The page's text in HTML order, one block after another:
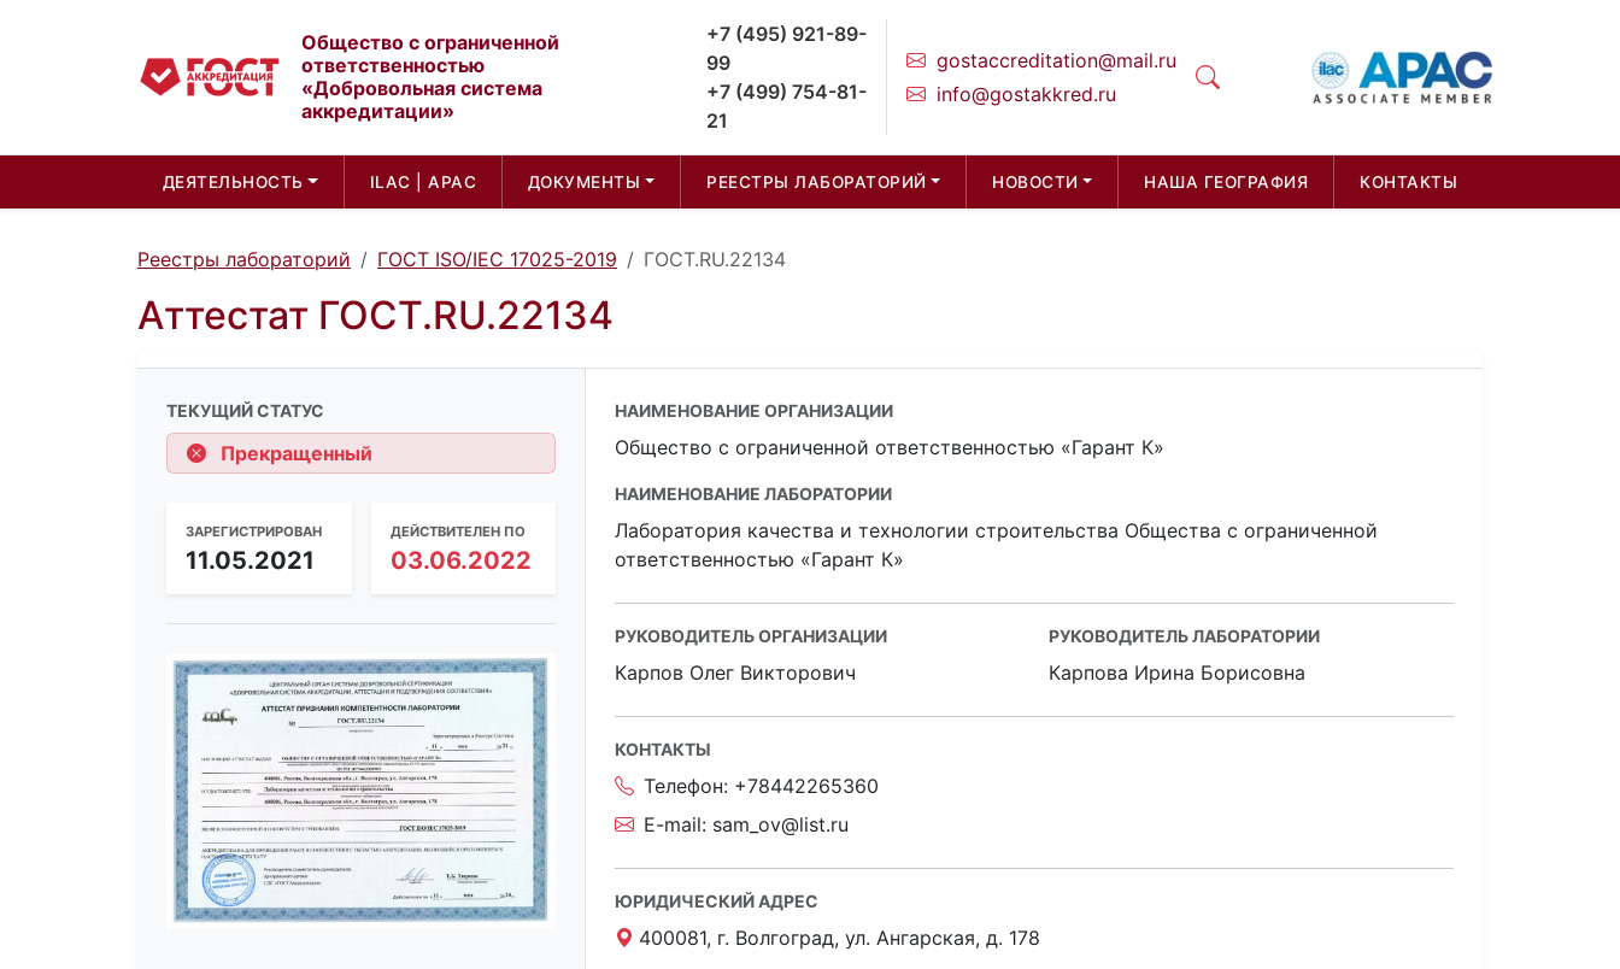
Общество с ограниченной
ответственностью
«Добровольная система
аккредитации»
+7 (495) 921-89-
99
+7 (499) 754-81-
21
gostaccreditation@mail.ru
info@gostakkred.ru
ДЕЯТЕЛЬНОСТЬ ILAC | APAC ДОКУМЕНТЫ РЕЕСТРЫ ЛАБОРАТОРИЙ НОВОСТИ НАША ГЕОГРАФИЯ КОНТАКТЫ
Реестры лабораторий ГОСТ ISO/IEC 17025-2019 ГОСТ.RU.22134
Аттестат ГОСТ.RU.22134
ТЕКУЩИЙ СТАТУС
Прекращенный
ЗАРЕГИСТРИРОВАН
11.05.2021
ДЕЙСТВИТЕЛЕН ПО
03.06.2022
НАИМЕНОВАНИЕ ОРГАНИЗАЦИИ
Общество с ограниченной ответственностью «Гарант К»
НАИМЕНОВАНИЕ ЛАБОРАТОРИИ
Лаборатория качества и технологии строительства Общества с ограниченной
ответственностью «Гарант К»
РУКОВОДИТЕЛЬ ОРГАНИЗАЦИИ
Карпов Олег Викторович
РУКОВОДИТЕЛЬ ЛАБОРАТОРИИ
Карпова Ирина Борисовна
КОНТАКТЫ
Телефон: +78442265360
E-mail: sam_ov@list.ru
ЮРИДИЧЕСКИЙ АДРЕС
400081, г. Волгоград, ул. Ангарская, д. 178